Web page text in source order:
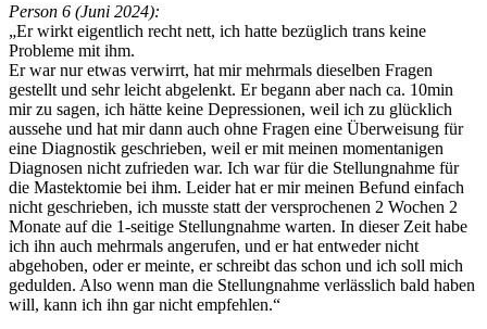
Person 6 (Juni 2024):
„Er wirkt eigentlich recht nett, ich hatte bezüglich trans keine
Probleme mit ihm.
Er war nur etwas verwirrt, hat mir mehrmals dieselben Fragen
gestellt und sehr leicht abgelenkt. Er begann aber nach ca. 10min
mir zu sagen, ich hätte keine Depressionen, weil ich zu glücklich
aussehe und hat mir dann auch ohne Fragen eine Überweisung für
eine Diagnostik geschrieben, weil er mit meinen momentanigen
Diagnosen nicht zufrieden war. Ich war für die Stellungnahme für
die Mastektomie bei ihm. Leider hat er mir meinen Befund einfach
nicht geschrieben, ich musste statt der versprochenen 2 Wochen 2
Monate auf die 1-seitige Stellungnahme warten. In dieser Zeit habe
ich ihn auch mehrmals angerufen, und er hat entweder nicht
abgehoben, oder er meinte, er schreibt das schon und ich soll mich
gedulden. Also wenn man die Stellungnahme verlässlich bald haben
will, kann ich ihn gar nicht empfehlen.“